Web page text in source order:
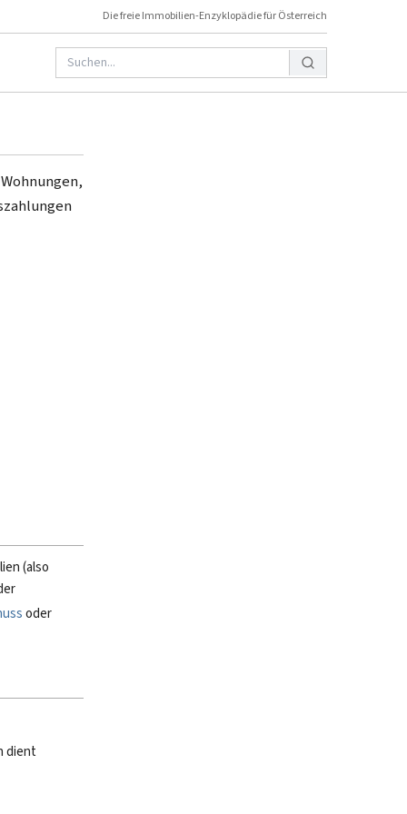
Die freie Immobilien-Enzyklopädie für Österreich
(also
oder
dient